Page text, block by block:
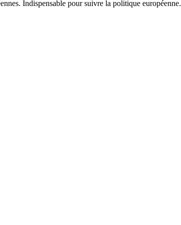
Indispensable pour suivre la politique européenne.